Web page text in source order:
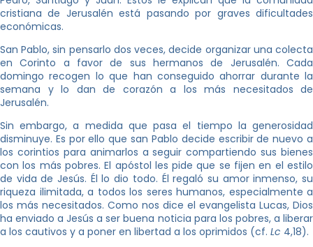
cristiana de Jerusalén está pasando por graves dificultades
económicas.
San Pablo, sin pensarlo dos veces, decide organizar una colecta
en Corinto a favor de sus hermanos de Jerusalén. Cada
domingo recogen lo que han conseguido ahorrar durante la
semana y lo dan de corazón a los más necesitados de
Jerusalén.
Sin embargo, a medida que pasa el tiempo la generosidad
disminuye. Es por ello que san Pablo decide escribir de nuevo a
los corintios para animarlos a seguir compartiendo sus bienes
con los más pobres. El apóstol les pide que se fijen en el estilo
de vida de Jesús. Él lo dio todo. Él regaló su amor inmenso, su
riqueza ilimitada, a todos los seres humanos, especialmente a
los más necesitados. Como nos dice el evangelista Lucas, Dios
ha enviado a Jesús a ser buena noticia para los pobres, a liberar
a los cautivos y a poner en libertad a los oprimidos (cf. Lc 4,18).